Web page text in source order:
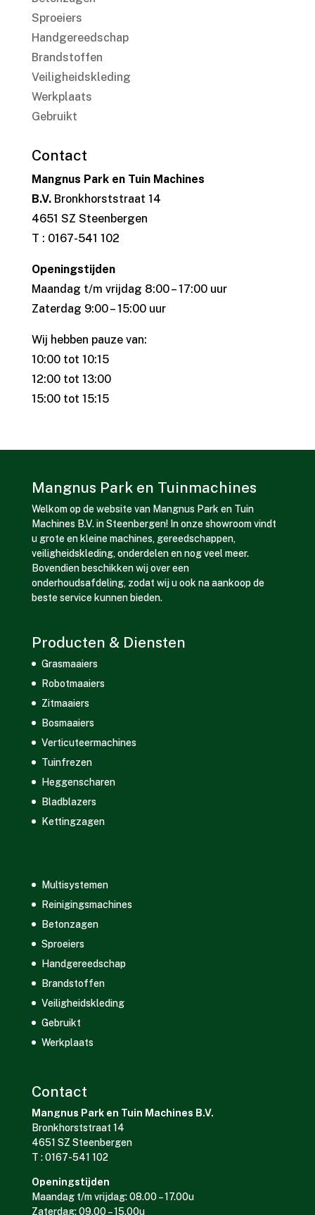
Sproeiers
Handgereedschap
Brandstoffen
Veiligheidskleding
Werkplaats
Gebruikt
Contact
Mangnus Park en Tuin Machines
B.V.Bronkhorststraat 14
4651 SZ Steenbergen
T : 0167-541 102
Openingstijden
Maandag t/m vrijdag 8:00 – 17:00 uur
Zaterdag 9:00 – 15:00 uur
Wij hebben pauze van:
10:00 tot 10:15
12:00 tot 13:00
15:00 tot 15:15
Mangnus Park en Tuinmachines
Welkom op de website van Mangnus Park en Tuin
Machines B.V. in Steenbergen! In onze showroom vindt
u grote en kleine machines, gereedschappen,
veiligheidskleding, onderdelen en nog veel meer.
Bovendien beschikken wij over een
onderhoudsafdeling, zodat wij u ook na aankoop de
beste service kunnen bieden.
Producten & Diensten
Grasmaaiers
Robotmaaiers
Zitmaaiers
Bosmaaiers
Verticuteermachines
Tuinfrezen
Heggenscharen
Bladblazers
Kettingzagen
Multisystemen
Reinigingsmachines
Betonzagen
Sproeiers
Handgereedschap
Brandstoffen
Veiligheidskleding
Gebruikt
Werkplaats
Contact
Mangnus Park en Tuin Machines B.V.
Bronkhorststraat 14
4651 SZ Steenbergen
T : 0167-541 102
Openingstijden
Maandag t/m vrijdag: 08.00 – 17.00u
Zaterdag: 09.00 – 15.00u